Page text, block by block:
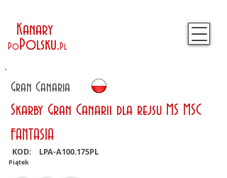
Kanary
PoPolsku.Pl
Gran Canaria
Skarby Gran Canarii dla rejsu MS MSC
FANTASIA
KOD: LPA-A100.175PL
Piątek